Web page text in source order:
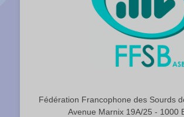
Fédération Francophone des Sourds
Avenue Marnix 19A/25 - 1000